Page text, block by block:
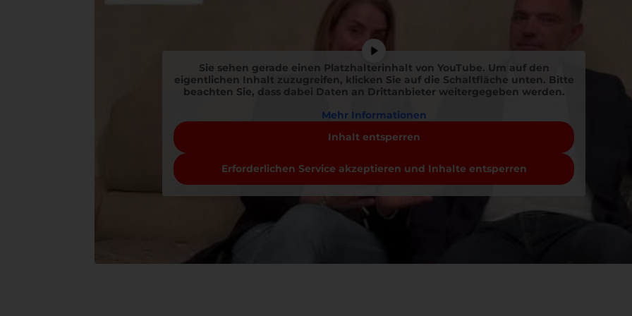
Sie sehen gerade einen Platzhalterinhalt von YouTube. Um auf den
eigentlichen Inhalt zuzugreifen, klicken Sie auf die Schaltfläche unten. Bitte
beachten Sie, dass dabei Daten an Drittanbieter weitergegeben werden.
Mehr Informationen
Inhalt entsperren
Erforderlichen Service akzeptieren und Inhalte entsperren